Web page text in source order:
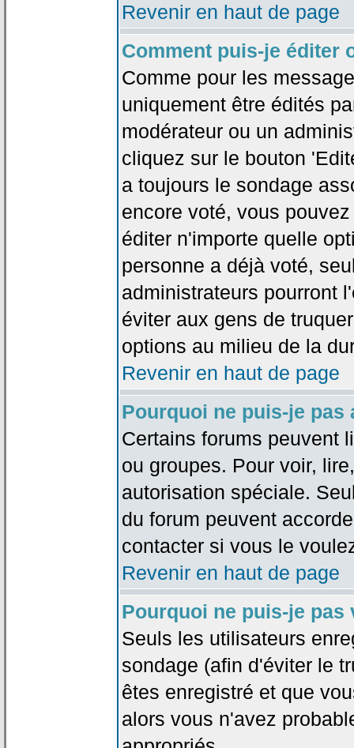
Revenir en haut de page
Comment puis-je éditer
Comme pour les
uniquement être édités
modérateur ou un
cliquez sur le bouton
a toujours le sondage
encore voté, vous
éditer n'importe quelle
personne a déjà voté,
administrateurs pourront
éviter aux gens de
options au milieu de la
Revenir en haut de page
Pourquoi ne puis-je pas
Certains forums peuvent
ou groupes. Pour voir,
autorisation spéciale.
du forum peuvent
contacter si vous le
Revenir en haut de page
Pourquoi ne puis-je pas
Seuls les utilisateurs
sondage (afin d'éviter le
êtes enregistré et que
alors vous n'avez